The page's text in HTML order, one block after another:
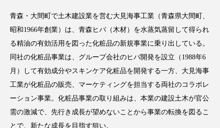
AI B2B BeautyTech ChatGPT
Gemini Instagram SaaS SNS
TikTok アスタキサンチン
アスレジャーコスメ アレルギー アロマ
青森・大間町で土木建設業を営む大見海事工業（青森県大間町、
昭和1966年創業）は、青森ヒバ（木材）を水蒸気蒸留して得られ
る精油の有効活用を図った化粧品の新規事業に乗り出している。
同社の化粧品事業は、グループ会社のヒバ開発を設立（1988年6
月）して有効成分やスキンケア化粧品を開発する一方、大見海事
工業が化粧品の販売、マーケティングを担当する両社のコラボレ
ーション事業。化粧品事業の取り組みは、本業の建設土木が官公
需の激減で、先行き成長が望めないことから事業の転換を図るこ
とで、新たな成長を目指す狙い。